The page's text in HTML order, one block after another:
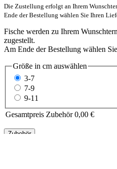
Die Zustellung erfolgt an Ihrem
Ende der Bestellung wählen Sie Ihren
Fische werden zu Ihrem
zugestellt.
Am Ende der Bestellung wählen
Größe in cm auswählen
3-7
7-9
9-11
Gesamtpreis Zubehör 0,00 €
Zubehör